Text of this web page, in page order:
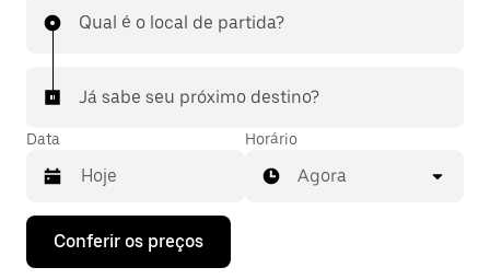
Qual é o local de partida?
Já sabe seu próximo destino?
Data
Pressione
seta
Horário
Agora
Conferir os preços